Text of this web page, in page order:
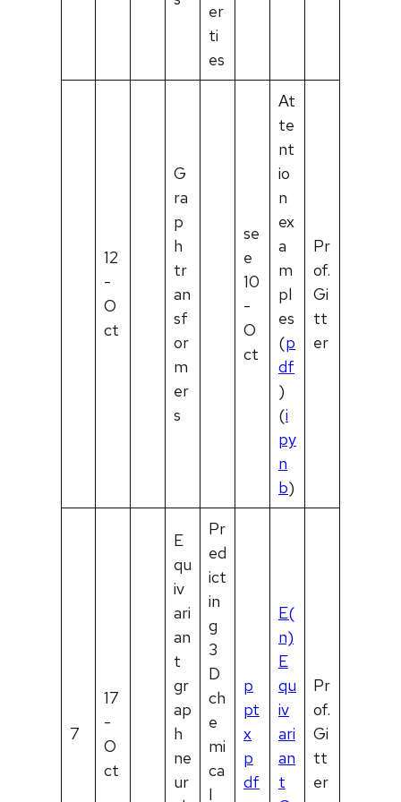
er
ti
es
12
-
O
ct
G
ra
p
h
tr
an
sf
or
m
er
s
se
e
10
-
O
ct
At
te
nt
io
n
ex
a
m
pl
es
(p
df
)
(i
py
n
b)
Pr
of.
Gi
tt
er
7
17
-
O
ct
E
qu
iv
ari
an
t
gr
ap
h
ne
ur
Pr
ed
ict
in
g
3
D
ch
e
mi
ca
l
p
pt
x
p
df
E(
n)
E
qu
iv
ari
an
t
Pr
of.
Gi
tt
er